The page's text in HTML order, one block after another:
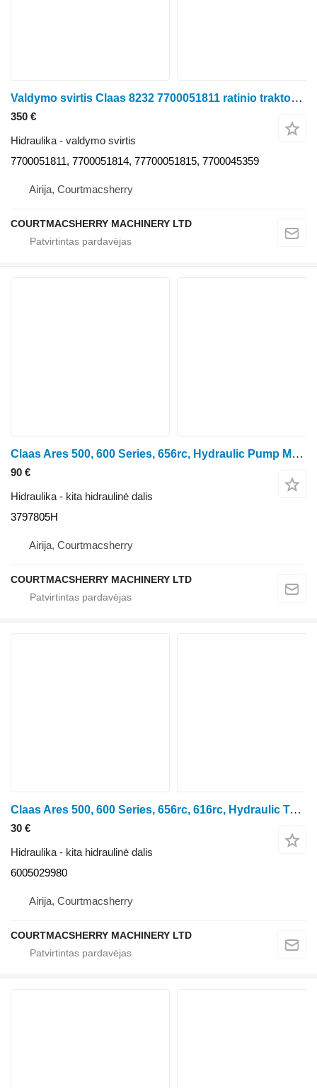
Valdymo svirtis Claas 8232 7700051811 ratinio traktoriaus Claas Ares 656RC
350 €
Hidraulika - valdymo svirtis
7700051811, 7700051814, 77700051815, 7700045359
Airija, Courtmacsherry
COURTMACSHERRY MACHINERY LTD
Claas Ares 500, 600 Series, 656rc, Hydraulic Pump Manifold , 6 3797805H ratinio traktoriaus
90 €
Hidraulika - kita hidraulinė dalis
3797805H
Airija, Courtmacsherry
COURTMACSHERRY MACHINERY LTD
Claas Ares 500, 600 Series, 656rc, 616rc, Hydraulic Tube 6005029980 ratinio traktoriaus
30 €
Hidraulika - kita hidraulinė dalis
6005029980
Airija, Courtmacsherry
COURTMACSHERRY MACHINERY LTD